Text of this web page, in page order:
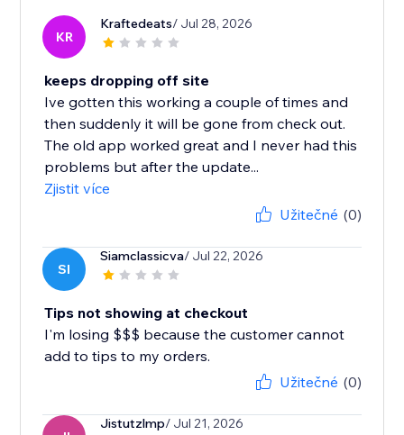
KR
Kraftedeats/ Jul 28, 2026
keeps dropping off site
Ive gotten this working a couple of times and
then suddenly it will be gone from check out.
The old app worked great and I never had this
problems but after the update...
Zjistit více
Užitečné (0)
SI
Siamclassicva/ Jul 22, 2026
Tips not showing at checkout
I'm losing $$$ because the customer cannot
add to tips to my orders.
Užitečné (0)
Jistutzlmp/ Jul 21, 2026